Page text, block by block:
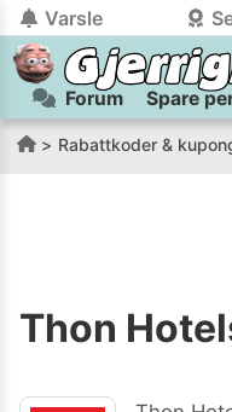
Varsle
Logg inn på
Send inn tips:
Har du et tips til meg? Jeg
Kamera
Velg bilde
PS: Vil du være med i
Forum Spare
Rabattkoder &
Thon